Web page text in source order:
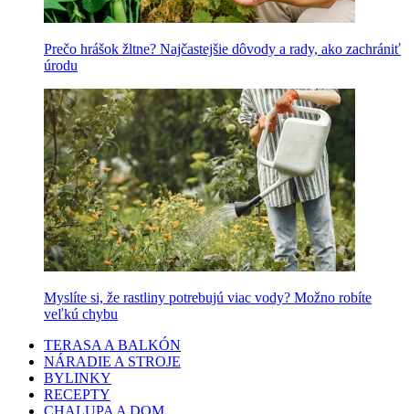
Prečo hrášok žltne? Najčastejšie dôvody a rady, ako zachrániť
úrodu
Myslíte si, že rastliny potrebujú viac vody? Možno robíte
veľkú chybu
TERASA A BALKÓN
NÁRADIE A STROJE
BYLINKY
RECEPTY
CHALUPA A DOM